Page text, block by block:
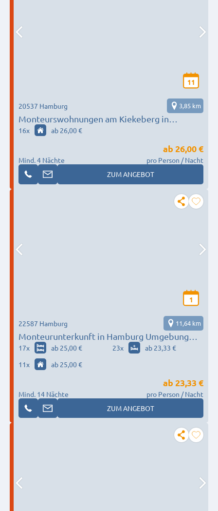
11
Monteurswohnungen am Kiekeberg in
Ehestorf und Vahrendorf
20537 Hamburg 3,85 km
16x ab 26,00 €
Mind. 4 Nächte
ab 26,00 €
pro Person / Nacht
ZUM ANGEBOT
1
Monteurunterkunft in Hamburg Umgebung
nach Wunsch / Bedürfnis
22587 Hamburg 11,64 km
17x ab 25,00 € 23x
ab 23,33 €
11x ab 25,00 €
Mind. 14 Nächte
ab 23,33 €
pro Person / Nacht
ZUM ANGEBOT